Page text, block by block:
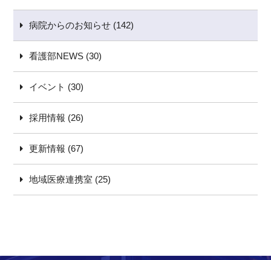
病院からのお知らせ (142)
看護部NEWS (30)
イベント (30)
採用情報 (26)
更新情報 (67)
地域医療連携室 (25)